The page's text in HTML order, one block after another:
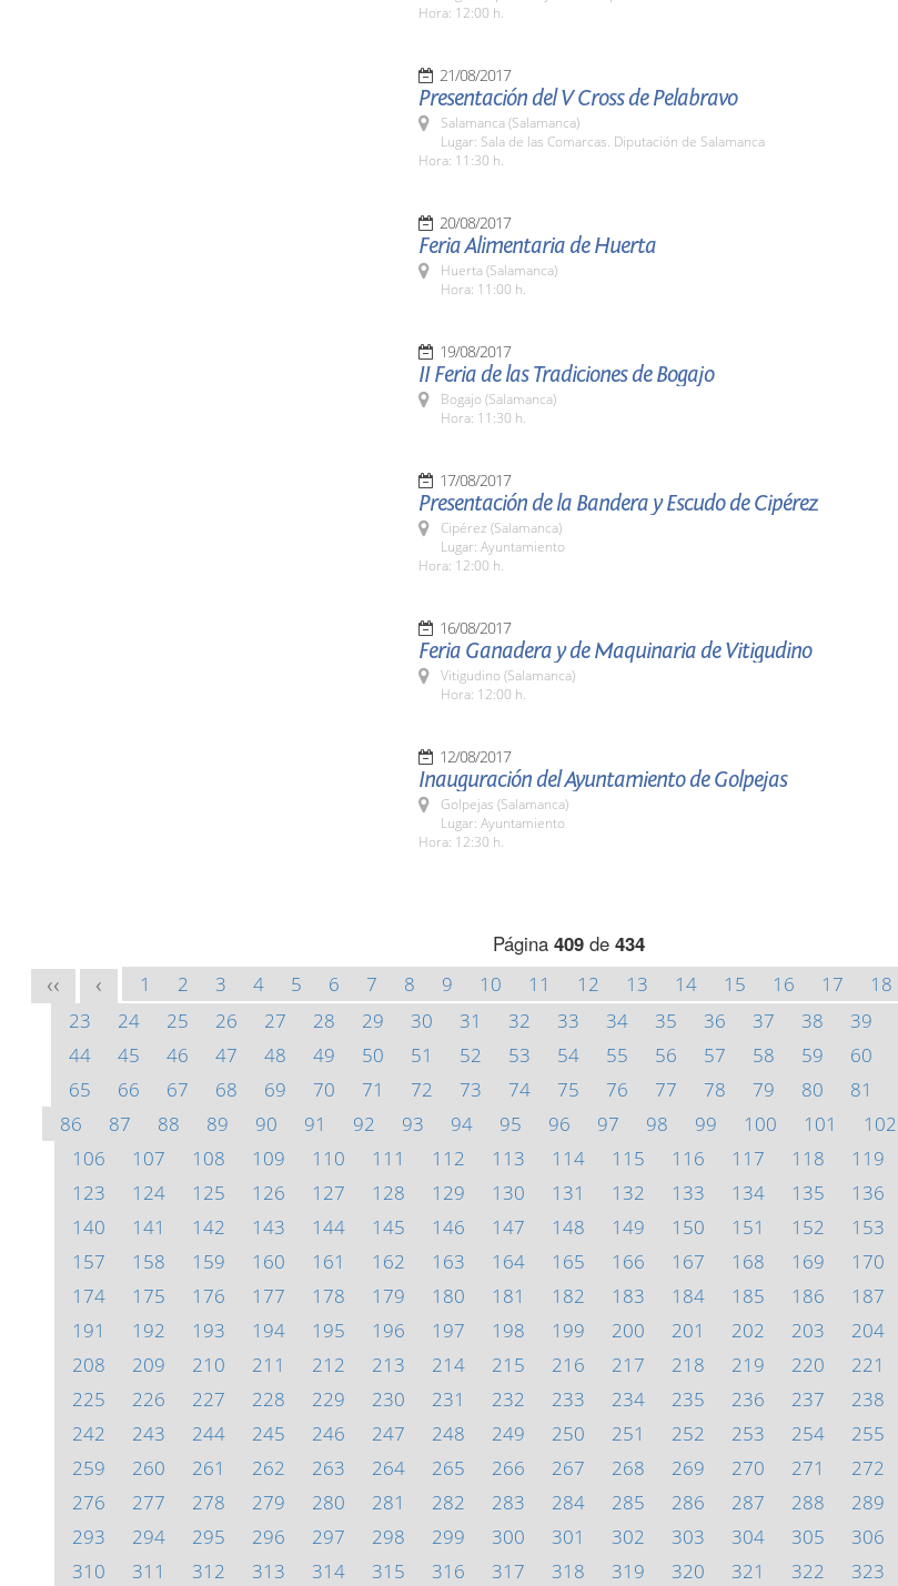
Hora: 12:00 h.
21/08/2017
Presentación del V Cross de Pelabravo
Salamanca (Salamanca)
Lugar: Sala de las Comarcas. Diputación de Salamanca
Hora: 11:30 h.
20/08/2017
Feria Alimentaria de Huerta
Huerta (Salamanca)
Hora: 11:00 h.
19/08/2017
II Feria de las Tradiciones de Bogajo
Bogajo (Salamanca)
Hora: 11:30 h.
17/08/2017
Presentación de la Bandera y Escudo de Cipérez
Cipérez (Salamanca)
Lugar: Ayuntamiento
Hora: 12:00 h.
16/08/2017
Feria Ganadera y de Maquinaria de Vitigudino
Vitigudino (Salamanca)
Hora: 12:00 h.
12/08/2017
Inauguración del Ayuntamiento de Golpejas
Golpejas (Salamanca)
Lugar: Ayuntamiento
Hora: 12:30 h.
Página 409de 434
<< < 1 2 3 4 5 6 7 8 9 10 11 12 13 14 15 16 17 18
23
24 25 26 27 28 29 30 31 32 33 34 35 36 37 38 39
44
45 46 47 48 49 50 51 52 53 54 55 56 57 58 59 60
65
66 67 68 69 70 71 72 73 74 75 76 77 78 79 80 81
86
87 88 89 90 91 92 93 94 95 96 97 98 99 100 101 102
106
107 108 109 110 111 112 113 114 115 116 117 118 119
123
124 125 126 127 128 129 130 131 132 133 134 135 136
140
141 142 143 144 145 146 147 148 149 150 151 152 153
157
158 159 160 161 162 163 164 165 166 167 168 169 170
174
175 176 177 178 179 180 181 182 183 184 185 186 187
191
192 193 194 195 196 197 198 199 200 201 202 203 204
208
209 210 211 212 213 214 215 216 217 218 219 220 221
225
226 227 228 229 230 231 232 233 234 235 236 237 238
242
243 244 245 246 247 248 249 250 251 252 253 254 255
259
260 261 262 263 264 265 266 267 268 269 270 271 272
276
277 278 279 280 281 282 283 284 285 286 287 288 289
293
294 295 296 297 298 299 300 301 302 303 304 305 306
310
311 312 313 314 315 316 317 318 319 320 321 322 323